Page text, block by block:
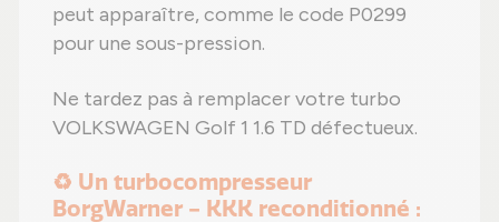
peut apparaître, comme le code P0299
pour une sous-pression.
Ne tardez pas à remplacer votre turbo
VOLKSWAGEN Golf 1 1.6 TD défectueux.
♻️ Un turbocompresseur
BorgWarner - KKK reconditionné :